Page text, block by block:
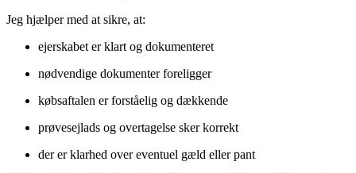
Jeg hjælper med at sikre, at:
ejerskabet er klart og dokumenteret
nødvendige dokumenter foreligger
købsaftalen er forståelig og dækkende
prøvesejlads og overtagelse sker korrekt
der er klarhed over eventuel gæld eller pant